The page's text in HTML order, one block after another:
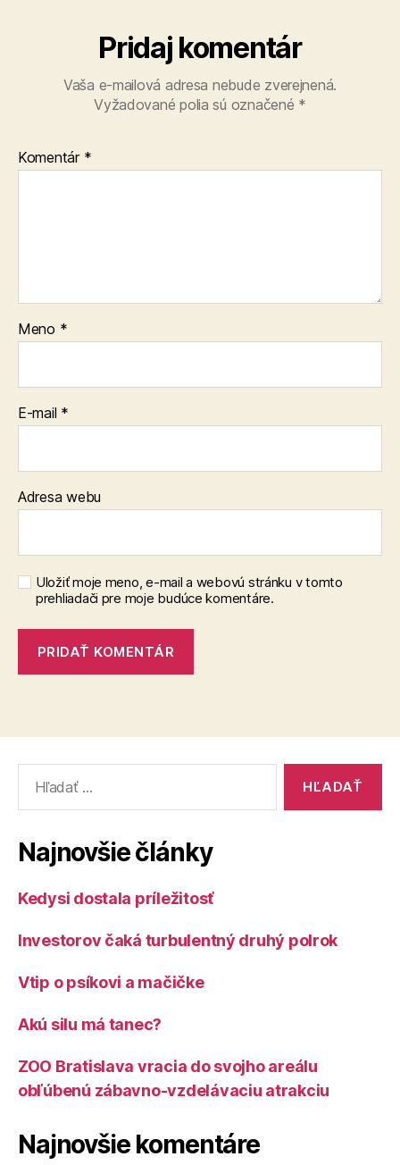
Pridaj komentár
Vaša e-mailová adresa nebude zverejnená.
Vyžadované polia sú označené *
Komentár *
Meno *
E-mail *
Adresa webu
Uložiť moje meno, e-mail a webovú stránku v tomto
prehliadači pre moje budúce komentáre.
Najnovšie články
Kedysi dostala príležitosť
Investorov čaká turbulentný druhý polrok
Vtip o psíkovi a mačičke
Akú silu má tanec?
ZOO Bratislava vracia do svojho areálu
obľúbenú zábavno-vzdelávaciu atrakciu
Najnovšie komentáre